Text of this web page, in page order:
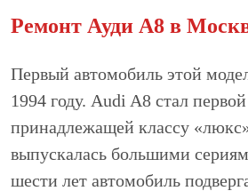
Ремонт Ауди А8 в
Первый автомобиль этой
1994 году. Audi A8 стал
принадлежащей классу
выпускалась большими
шести лет автомобиль